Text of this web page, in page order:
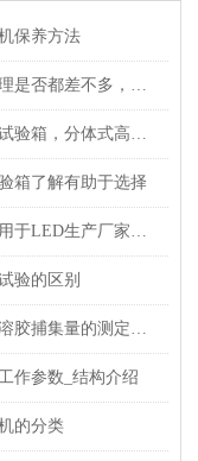
保养方法
电子烟试验机的原理是否都差不多，请听排气测试人员分析
采购分体式快温变试验箱，分体式高低温试验箱，要选对供应商
箱了解有助于选择
冷热冲击试验箱应用于LED生产厂家质量检测
验的区别
雾化芯抽烟机在气溶胶捕集量的测定条件
作参数_结构介绍
的分类